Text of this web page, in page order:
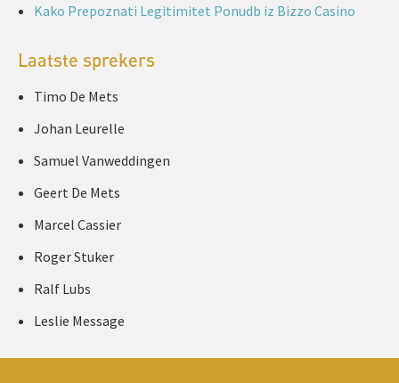
Kako Prepoznati Legitimitet Ponudb iz Bizzo Casino
Laatste sprekers
Timo De Mets
Johan Leurelle
Samuel Vanweddingen
Geert De Mets
Marcel Cassier
Roger Stuker
Ralf Lubs
Leslie Message